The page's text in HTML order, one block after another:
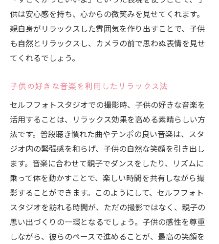
供は安心感を持ち、心からの微笑みを見せてくれます。
親自身がリラックスした雰囲気を作り出すことで、子供
も自然とリラックスし、カメラの前で思わぬ表情を見せ
てくれるでしょう。
子供の好きな音楽を利用したリラックス法
セルフフォトスタジオでの撮影時、子供の好きな音楽を
活用することは、リラックス効果を高める素晴らしい方
法です。普段聴き慣れた曲やテンポの良い音楽は、スタ
ジオ内の緊張感を和らげ、子供の自然な笑顔を引き出し
ます。音楽に合わせて親子でダンスをしたり、リズムに
乗って体を動かすことで、楽しい時間を共有しながら撮
影することができます。このようにして、セルフフォト
スタジオを訪れる時間が、ただの撮影ではなく、親子の
思い出づくりの一環となるでしょう。子供の感性を尊重
しながら、彼らのペースで進めることが、最高の笑顔を